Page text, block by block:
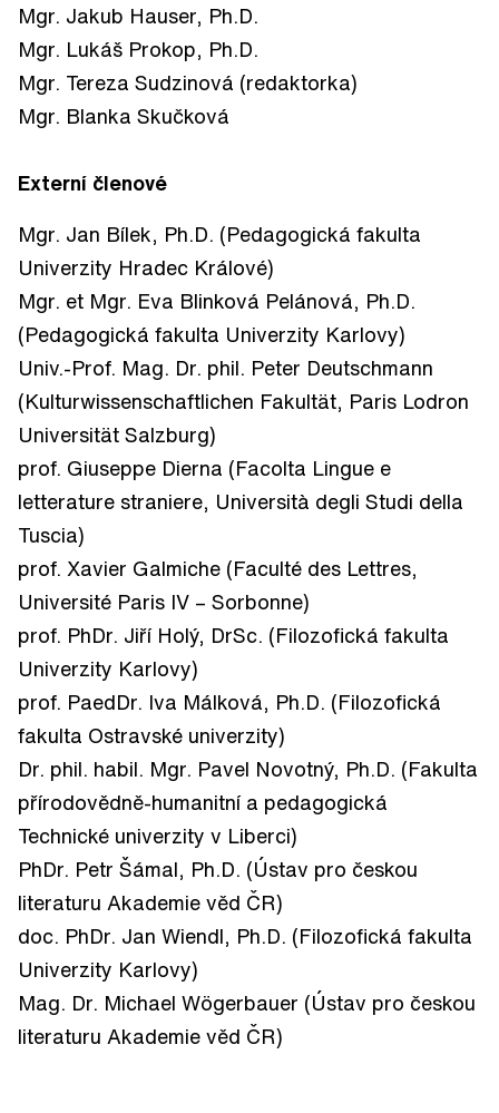
Mgr. Jakub Hauser, Ph.D.
Mgr. Lukáš Prokop, Ph.D.
Mgr. Tereza Sudzinová (redaktorka)
Mgr. Blanka Skučková
Externí členové
Mgr. Jan Bílek, Ph.D. (Pedagogická fakulta
Univerzity Hradec Králové)
Mgr. et Mgr. Eva Blinková Pelánová, Ph.D.
(Pedagogická fakulta Univerzity Karlovy)
Univ.-Prof. Mag. Dr. phil. Peter Deutschmann
(Kulturwissenschaftlichen Fakultät, Paris Lodron
Universität Salzburg)
prof. Giuseppe Dierna (Facolta Lingue e
letterature straniere, Università degli Studi della
Tuscia)
prof. Xavier Galmiche (Faculté des Lettres,
Université Paris IV – Sorbonne)
prof. PhDr. Jiří Holý, DrSc. (Filozofická fakulta
Univerzity Karlovy)
prof. PaedDr. Iva Málková, Ph.D. (Filozofická
fakulta Ostravské univerzity)
Dr. phil. habil. Mgr. Pavel Novotný, Ph.D. (Fakulta
přírodovědně-humanitní a pedagogická
Technické univerzity v Liberci)
PhDr. Petr Šámal, Ph.D. (Ústav pro českou
literaturu Akademie věd ČR)
doc. PhDr. Jan Wiendl, Ph.D. (Filozofická fakulta
Univerzity Karlovy)
Mag. Dr. Michael Wögerbauer (Ústav pro českou
literaturu Akademie věd ČR)